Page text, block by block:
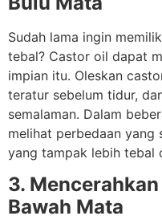
Sudah lama ingin
tebal? Castor oil dapat
impian itu. Oleskan
teratur sebelum tidur,
semalaman. Dalam
melihat perbedaan yang
yang tampak lebih tebal
3.
Bawah Mata